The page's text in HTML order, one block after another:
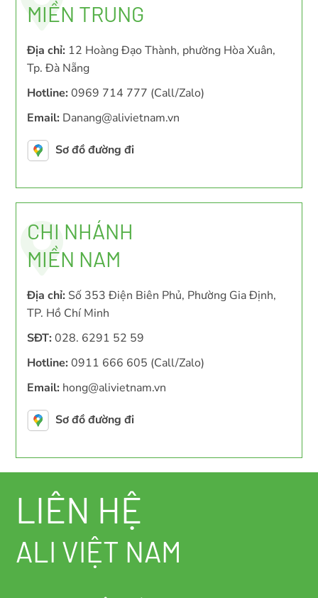
MIỀN TRUNG
Địa chỉ: 12 Hoàng Đạo Thành, phường Hòa Xuân,
Tp. Đà Nẵng
Hotline: 0969 714 777 (Call/Zalo)
Email: Danang@alivietnam.vn
Sơ đồ đường đi
CHI NHÁNH
MIỀN NAM
Địa chỉ: Số 353 Điện Biên Phủ, Phường Gia Định,
TP. Hồ Chí Minh
SĐT: 028. 6291 52 59
Hotline: 0911 666 605 (Call/Zalo)
Email: hong@alivietnam.vn
Sơ đồ đường đi
LIÊN HỆ
ALI VIỆT NAM